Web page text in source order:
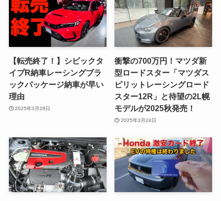
【転売終了！】シビックタ
イプR納車レーシングブラ
ックパッケージ納車が早い
理由
2025年3月28日
衝撃の700万円！マツダ新
型ロードスター「マツダス
ピリットレーシングロード
スター12R」と待望の2L幌
モデルが2025秋発売！
2025年3月24日